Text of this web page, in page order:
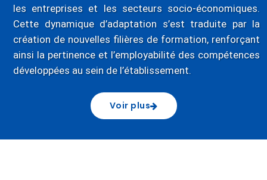
les entreprises et les secteurs socio-économiques.
Cette dynamique d’adaptation s’est traduite par la
création de nouvelles filières de formation, renforçant
ainsi la pertinence et l’employabilité des compétences
développées au sein de l’établissement.
Voir plus